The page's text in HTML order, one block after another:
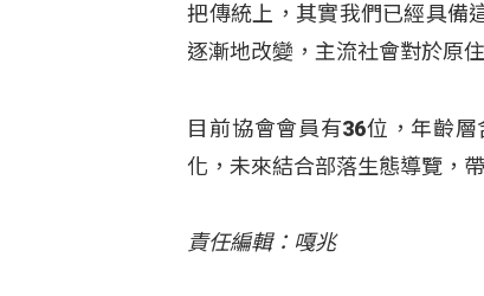
把傳統上，其實我們已經具備
逐漸地改變，主流社會對於原
目前協會會員有36位，年齡
化，未來結合部落生態導覽，
責任編輯：嘎兆